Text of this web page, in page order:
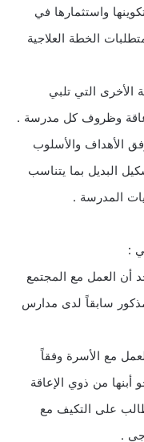
واستثمارها في
الخطة العلاجية
الأخرى التي تلبي
وظروف كل مدرسة .
الأهداف والأسلوب
البديل بما يتناسب
المدرسة .
:
أن العمل مع المجتمع
سابقاً لدى مدارس
مع الأسرة وفقاً
من ذوي الإعاقة
على التكيف مع
.